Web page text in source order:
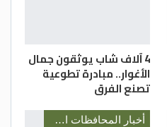
4 آلاف شاب يوثقون جمال
الأغوار.. مبادرة تطوعية
تصنع الفرق
أخبار المحافظات الأردنية